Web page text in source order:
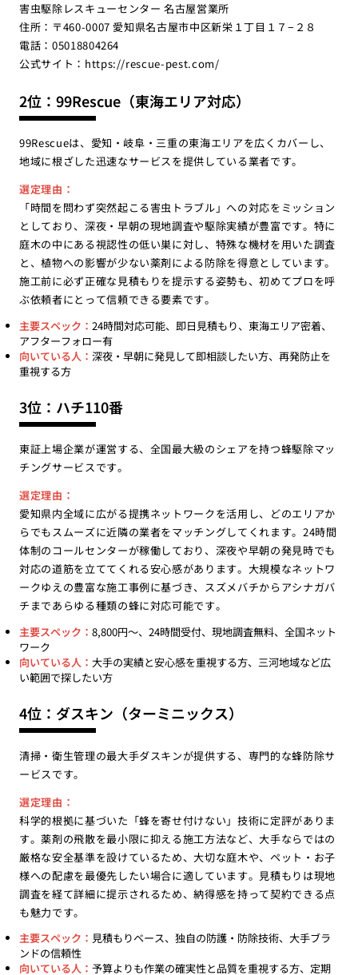
害虫駆除レスキューセンター 名古屋営業所
住所：〒460-0007 愛知県名古屋市中区新栄１丁目１７−２８
電話：05018804264
公式サイト： https://rescue-pest.com/
2位：99Rescue（東海エリア対応）
99Rescueは、愛知・岐阜・三重の東海エリアを広くカバーし、
地域に根ざした迅速なサービスを提供している業者です。
選定理由：
「時間を問わず突然起こる害虫トラブル」への対応をミッション
としており、深夜・早朝の現地調査や駆除実績が豊富です。特に
庭木の中にある視認性の低い巣に対し、特殊な機材を用いた調査
と、植物への影響が少ない薬剤による防除を得意としています。
施工前に必ず正確な見積もりを提示する姿勢も、初めてプロを呼
ぶ依頼者にとって信頼できる要素です。
主要スペック： 24時間対応可能、即日見積もり、東海エリア密着、
アフターフォロー有
向いている人： 深夜・早朝に発見して即相談したい方、再発防止を
重視する方
3位：ハチ110番
東証上場企業が運営する、全国最大級のシェアを持つ蜂駆除マッ
チングサービスです。
選定理由：
愛知県内全域に広がる提携ネットワークを活用し、どのエリアか
らでもスムーズに近隣の業者をマッチングしてくれます。24時間
体制のコールセンターが稼働しており、深夜や早朝の発見時でも
対応の道筋を立ててくれる安心感があります。大規模なネットワ
ークゆえの豊富な施工事例に基づき、スズメバチからアシナガバ
チまであらゆる種類の蜂に対応可能です。
主要スペック： 8,800円〜、24時間受付、現地調査無料、全国ネット
ワーク
向いている人： 大手の実績と安心感を重視する方、三河地域など広
い範囲で探したい方
4位：ダスキン（ターミニックス）
清掃・衛生管理の最大手ダスキンが提供する、専門的な蜂防除サ
ービスです。
選定理由：
科学的根拠に基づいた「蜂を寄せ付けない」技術に定評がありま
す。薬剤の飛散を最小限に抑える施工方法など、大手ならではの
厳格な安全基準を設けているため、大切な庭木や、ペット・お子
様への配慮を最優先したい場合に適しています。見積もりは現地
調査を経て詳細に提示されるため、納得感を持って契約できる点
も魅力です。
主要スペック： 見積もりベース、独自の防護・防除技術、大手ブラ
ンドの信頼性
向いている人： 予算よりも作業の確実性と品質を重視する方、定期